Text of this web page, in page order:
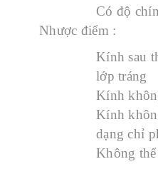
Có độ
Nhược điểm :
Kính sau
lớp tráng
Kính
Kính
dạng chỉ
Không